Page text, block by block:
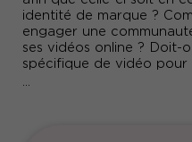
identité de marque ?
engager une
ses vidéos online ? Doit-
spécifique de vidéo pour
...